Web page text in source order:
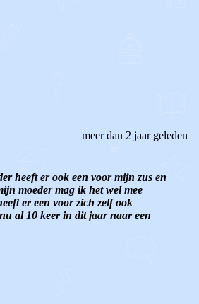
meer dan 2 jaar geleden
heeft er ook een voor mijn zus en
moeder mag ik het wel mee
er een voor zich zelf ook
al 10 keer in dit jaar naar een